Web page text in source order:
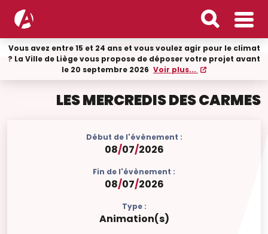
Vous avez entre 15 et 24 ans et vous voulez agir pour le climat
? La Ville de Liège vous propose de déposer votre projet avant
le 20 septembre 2026 Voir plus...
LES MERCREDIS DES CARMES
Début de l'évènement :
08/07/2026
Fin de l'évènement :
08/07/2026
Type :
Animation(s)